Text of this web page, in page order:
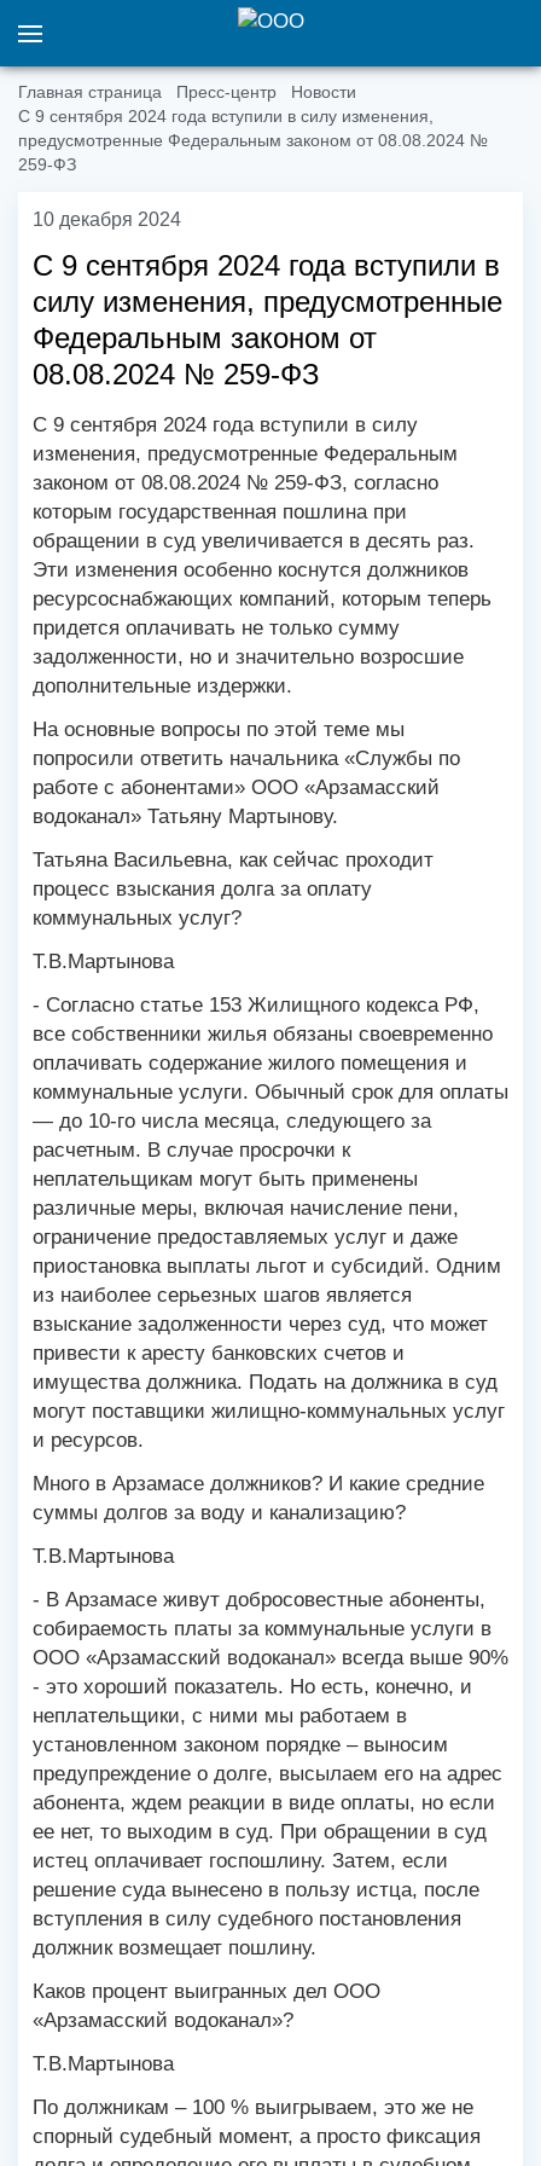
Главная страница Пресс-центр
Новости
С 9 сентября 2024 года вступили в силу изменения,
предусмотренные Федеральным законом от 08.08.2024 №
259-ФЗ
10 декабря 2024
С 9 сентября 2024 года вступили в
силу изменения, предусмотренные
Федеральным законом от
08.08.2024 № 259-ФЗ
С 9 сентября 2024 года вступили в силу
изменения, предусмотренные Федеральным
законом от 08.08.2024 № 259-ФЗ, согласно
которым государственная пошлина при
обращении в суд увеличивается в десять раз.
Эти изменения особенно коснутся должников
ресурсоснабжающих компаний, которым теперь
придется оплачивать не только сумму
задолженности, но и значительно возросшие
дополнительные издержки.
На основные вопросы по этой теме мы
попросили ответить начальника «Службы по
работе с абонентами» ООО «Арзамасский
водоканал» Татьяну Мартынову.
Татьяна Васильевна, как сейчас проходит
процесс взыскания долга за оплату
коммунальных услуг?
Т.В.Мартынова
- Согласно статье 153 Жилищного кодекса РФ,
все собственники жилья обязаны своевременно
оплачивать содержание жилого помещения и
коммунальные услуги. Обычный срок для оплаты
— до 10-го числа месяца, следующего за
расчетным. В случае просрочки к
неплательщикам могут быть применены
различные меры, включая начисление пени,
ограничение предоставляемых услуг и даже
приостановка выплаты льгот и субсидий. Одним
из наиболее серьезных шагов является
взыскание задолженности через суд, что может
привести к аресту банковских счетов и
имущества должника. Подать на должника в суд
могут поставщики жилищно-коммунальных услуг
и ресурсов.
Много в Арзамасе должников? И какие средние
суммы долгов за воду и канализацию?
Т.В.Мартынова
- В Арзамасе живут добросовестные абоненты,
собираемость платы за коммунальные услуги в
ООО «Арзамасский водоканал» всегда выше 90%
- это хороший показатель. Но есть, конечно, и
неплательщики, с ними мы работаем в
установленном законом порядке – выносим
предупреждение о долге, высылаем его на адрес
абонента, ждем реакции в виде оплаты, но если
ее нет, то выходим в суд. При обращении в суд
истец оплачивает госпошлину. Затем, если
решение суда вынесено в пользу истца, после
вступления в силу судебного постановления
должник возмещает пошлину.
Каков процент выигранных дел ООО
«Арзамасский водоканал»?
Т.В.Мартынова
По должникам – 100 % выигрываем, это же не
спорный судебный момент, а просто фиксация